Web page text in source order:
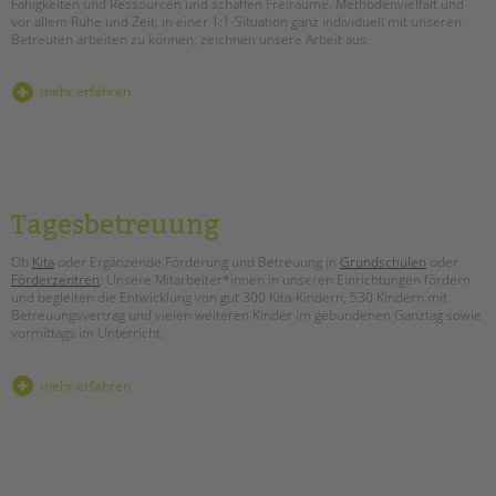
Kinder- und Jugendschutz
Unsere Videos
schoolcoach BTL
tandem als Arbeitgeberin
NEWS/BLOG
unkuerzbar
Briefe an Kai
PRESSE
vor allem Ruhe und Zeit, in einer 1:1-Situation ganz individuell mit unseren
Betreuten arbeiten zu können, zeichnen unsere Arbeit aus.
mehr erfahren
Tagesbetreuung
Ob Kita oder Ergänzende Förderung und Betreuung in Grundschulen oder
Förderzentren: Unsere Mitarbeiter*innen in unseren Einrichtungen fördern
und begleiten die Entwicklung von gut 300 Kita-Kindern, 530 Kindern mit
Betreuungsvertrag und vielen weiteren Kinder im gebundenen Ganztag sowie
vormittags im Unterricht.
mehr erfahren